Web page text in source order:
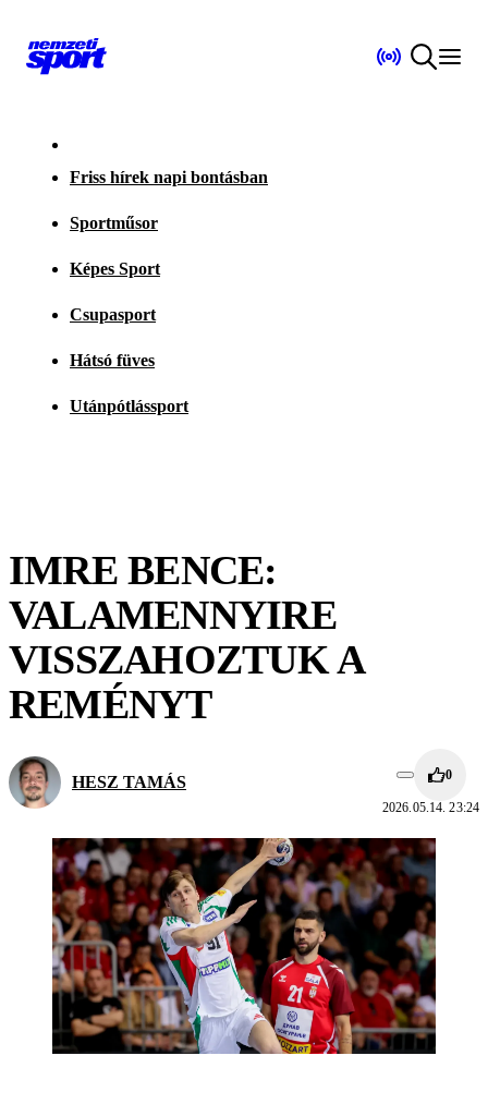
Friss hírek napi bontásban
Sportműsor
Képes Sport
Csupasport
Hátsó füves
Utánpótlássport
IMRE BENCE:
VALAMENNYIRE
VISSZAHOZTUK A
REMÉNYT
HESZ TAMÁS 0
2026.05.14. 23:24